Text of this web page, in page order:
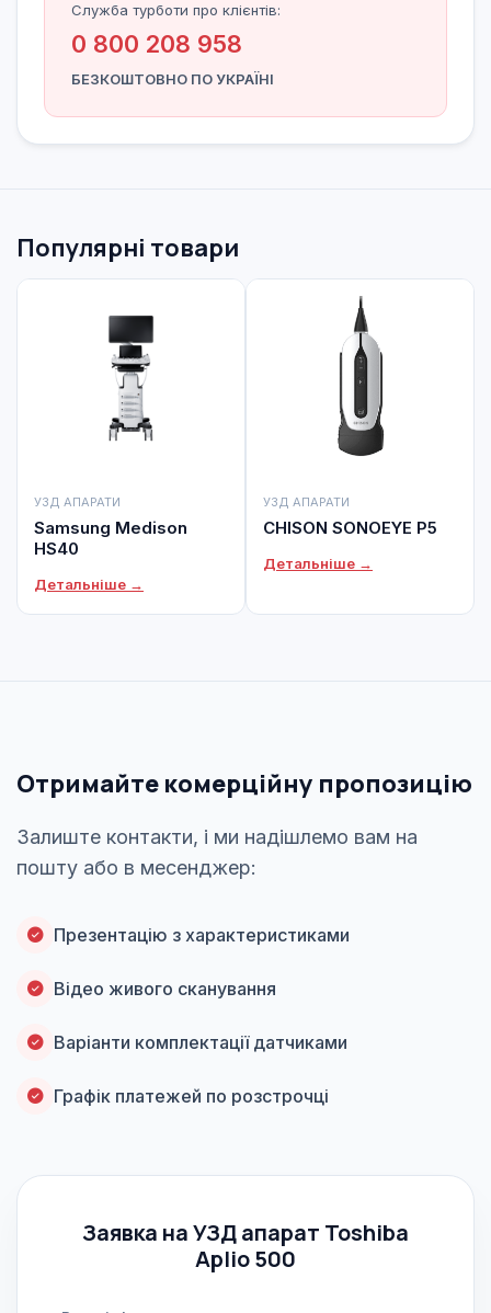
Служба турботи про клієнтів:
0 800 208 958
БЕЗКОШТОВНО ПО УКРАЇНІ
Популярні товари
УЗД АПАРАТИ
Samsung Medison
HS40
Детальніше →
УЗД АПАРАТИ
CHISON SONOEYE P5
Детальніше →
Отримайте комерційну пропозицію
Залиште контакти, і ми надішлемо вам на
пошту або в месенджер:
Презентацію з характеристиками
Відео живого сканування
Варіанти комплектації датчиками
Графік платежей по розстрочці
Заявка на УЗД апарат Toshiba
Aplio 500